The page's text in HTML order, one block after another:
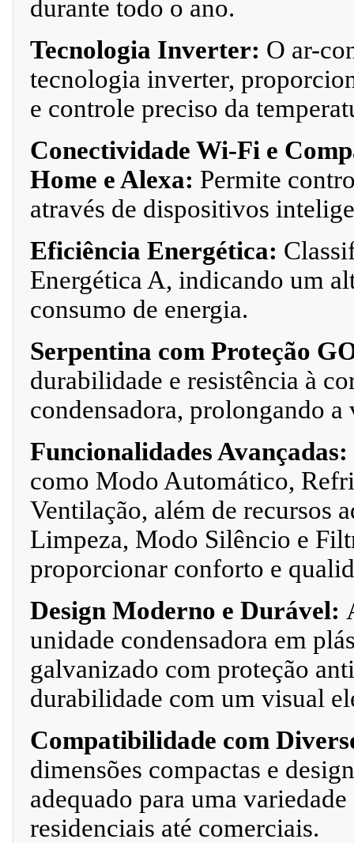
durante todo o ano.
Tecnologia Inverter: O ar-
tecnologia inverter,
e controle preciso da
Conectividade Wi-Fi e
Home e Alexa: Permite
através de dispositivos
Eficiência Energética:
Energética A, indicando um
consumo de energia.
Serpentina com Proteção
durabilidade e resistência à
condensadora, prolongando
Funcionalidades Avançadas:
como Modo Automático,
Ventilação, além de recursos
Limpeza, Modo Silêncio e
proporcionar conforto e
Design Moderno e Durável:
unidade condensadora em
galvanizado com proteção
durabilidade com um visual
Compatibilidade com
dimensões compactas e
adequado para uma
residenciais até comerciais.